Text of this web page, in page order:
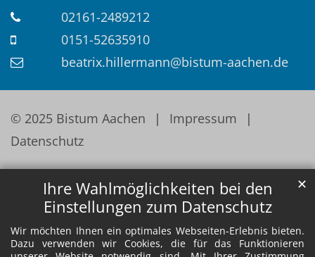
Ihre Wahlmöglichkeiten bei den
Einstellungen zum Datenschutz
Wir möchten Ihnen ein optimales Webseiten-Erlebnis bieten.
Dazu verwenden wir Cookies, die für das Funktionieren
✕
02161-2489212
0151-52635910
beatrix.hillermann@bistum-aachen.de
© 2025 Bistum Aachen
Impressum
Datenschutz